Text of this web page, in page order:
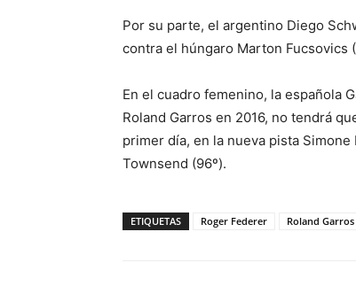
Por su parte, el argentino Diego
contra el húngaro Marton Fucsovics
En el cuadro femenino, la española
Roland Garros en 2016, no tendrá
primer día, en la nueva pista
Townsend (96º).
ETIQUETAS Roger Federer Roland Garros